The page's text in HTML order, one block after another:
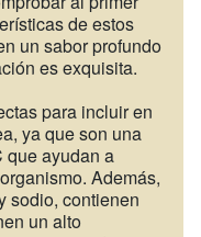
de estos
un sabor profundo
es exquisita.
para incluir en
ya que son una
que ayudan a
Además,
sodio, contienen
un alto